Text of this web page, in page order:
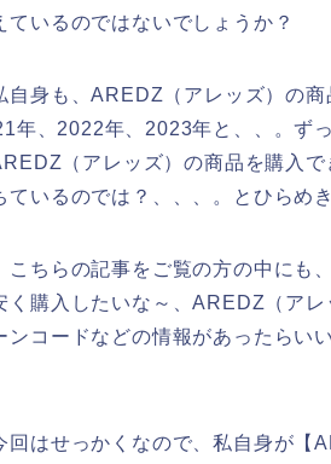
ているのではないでしょうか？
自身も、AREDZ（アレッズ）の
年、2022年、2023年と、、。ず
（アレッズ）の商品を購入
ているのでは？、、、。とひらめ
こちらの記事をご覧の方の中にも
く購入したいな～、AREDZ（ア
ンコードなどの情報があったらい
回はせっかくなので、私自身が【